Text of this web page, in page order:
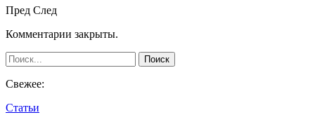
Пред След
Комментарии закрыты.
Свежее:
Статьи